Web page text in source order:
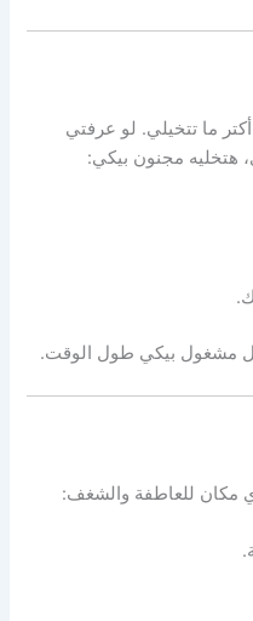
ما تتخيلي. لو عرفتي
هتخليه مجنون بيكي:
مشغول بيكي طول الوقت.
مكان للعاطفة والشغف: